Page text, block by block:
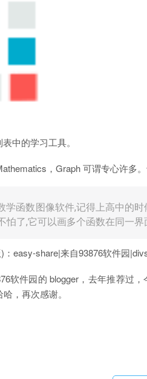
中的学习工具。
，Graph 可谓专心许多
学函数图像软件,记得上高中的
怕了,它可以画多个函数在同一
easy-share|来自93876软件园
软件园的 blogger，去年推荐过
，再次感谢。